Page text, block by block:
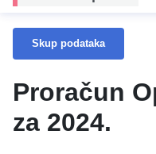
Skup podataka
Proračun
za 2024.